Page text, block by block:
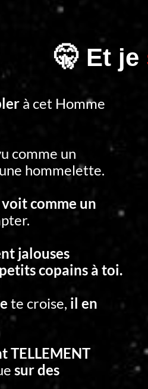
🤫 Et je
à cet Homme
comme un
hommelette.
comme un
jalouses
copains à toi.
te croise, il en
TELLEMENT
sur des